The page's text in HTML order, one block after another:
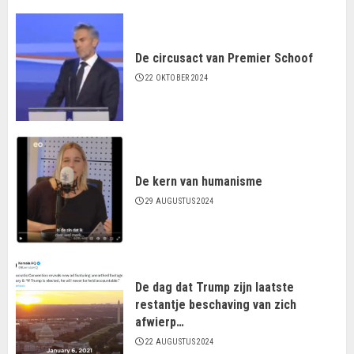
De circusact van Premier Schoof
22 OKTOBER 2024
De kern van humanisme
29 AUGUSTUS 2024
De dag dat Trump zijn laatste
restantje beschaving van zich
afwierp…
22 AUGUSTUS 2024